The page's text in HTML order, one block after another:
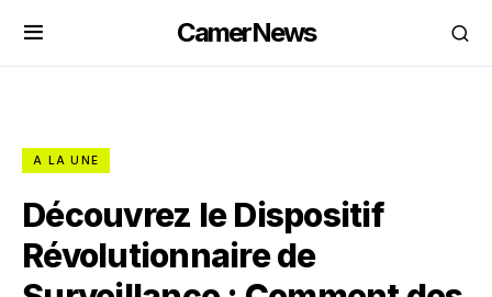
CamerNews
A LA UNE
Découvrez le Dispositif
Révolutionnaire de